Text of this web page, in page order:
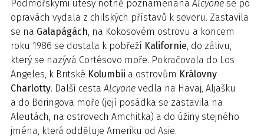
Podmořskými útesy notně poznamenanáAlcyone se po
opravách vydala z chilských přístavů k severu. Zastavila
se na Galapágách, na Kokosovém ostrovu a koncem
roku 1986 se dostala k pobřeží Kalifornie, do zálivu,
který se nazývá Cortésovo moře. Pokračovala do Los
Angeles, k Britské Kolumbii a ostrovům Královny
Charlotty. Další cestaAlcyone vedla na Havaj, Aljašku
a do Beringova moře (její posádka se zastavila na
Aleutách, na ostrovech Amchitka) a do úžiny stejného
jména, která odděluje Ameriku od Asie.